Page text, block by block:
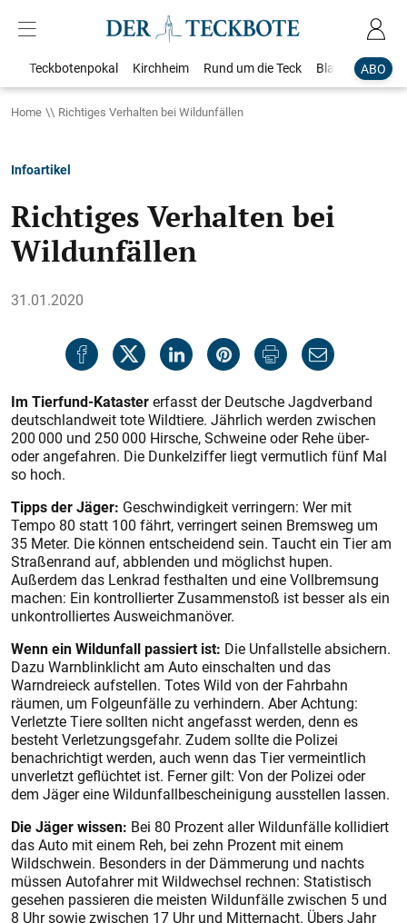
ABO
Teckbotenpokal Kirchheim Rund um die Teck Blaulicht
Home Richtiges Verhalten bei Wildunfällen
Infoartikel
Richtiges Verhalten bei
Wildunfällen
31.01.2020
Im Tierfund-Katastererfasst der Deutsche Jagdverband
deutschlandweit tote Wildtiere. Jährlich werden zwischen
200 000 und 250 000 Hirsche, Schweine oder Rehe über-
oder angefahren. Die Dunkelziffer liegt vermutlich fünf Mal
so hoch.
Tipps der Jäger: Geschwindigkeit verringern: Wer mit
Tempo 80 statt 100 fährt, verringert seinen Bremsweg um
35 Meter. Die können entscheidend sein. Taucht ein Tier am
Straßenrand auf, abblenden und möglichst hupen.
Außerdem das Lenkrad festhalten und eine Vollbremsung
machen: Ein kontrollierter Zusammenstoß ist besser als ein
unkontrolliertes Ausweichmanöver.
Wenn ein Wildunfall passiert ist: Die Unfallstelle absichern.
Dazu Warnblinklicht am Auto einschalten und das
Warndreieck aufstellen. Totes Wild von der Fahrbahn
räumen, um Folgeunfälle zu verhindern. Aber Achtung:
Verletzte Tiere sollten nicht angefasst werden, denn es
besteht Verletzungsgefahr. Zudem sollte die Polizei
benachrichtigt werden, auch wenn das Tier vermeintlich
unverletzt geflüchtet ist. Ferner gilt: Von der Polizei oder
dem Jäger eine Wildunfallbescheinigung ausstellen lassen.
Die Jäger wissen: Bei 80 Prozent aller Wildunfälle kollidiert
das Auto mit einem Reh, bei zehn Prozent mit einem
Wildschwein. Besonders in der Dämmerung und nachts
müssen Autofahrer mit Wildwechsel rechnen: Statistisch
gesehen passieren die meisten Wildunfälle zwischen 5 und
8 Uhr sowie zwischen 17 Uhr und Mitternacht. Übers Jahr